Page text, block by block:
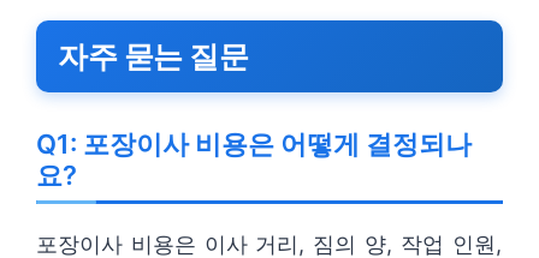
자주 묻는 질문
Q1: 포장이사 비용은 어떻게 결정되나
요?
포장이사 비용은 이사 거리, 짐의 양, 작업 인원,